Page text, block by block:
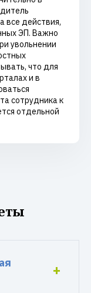
все действия,
ЭП. Важно
увольнении
что для
и в
сотрудника к
отдельной